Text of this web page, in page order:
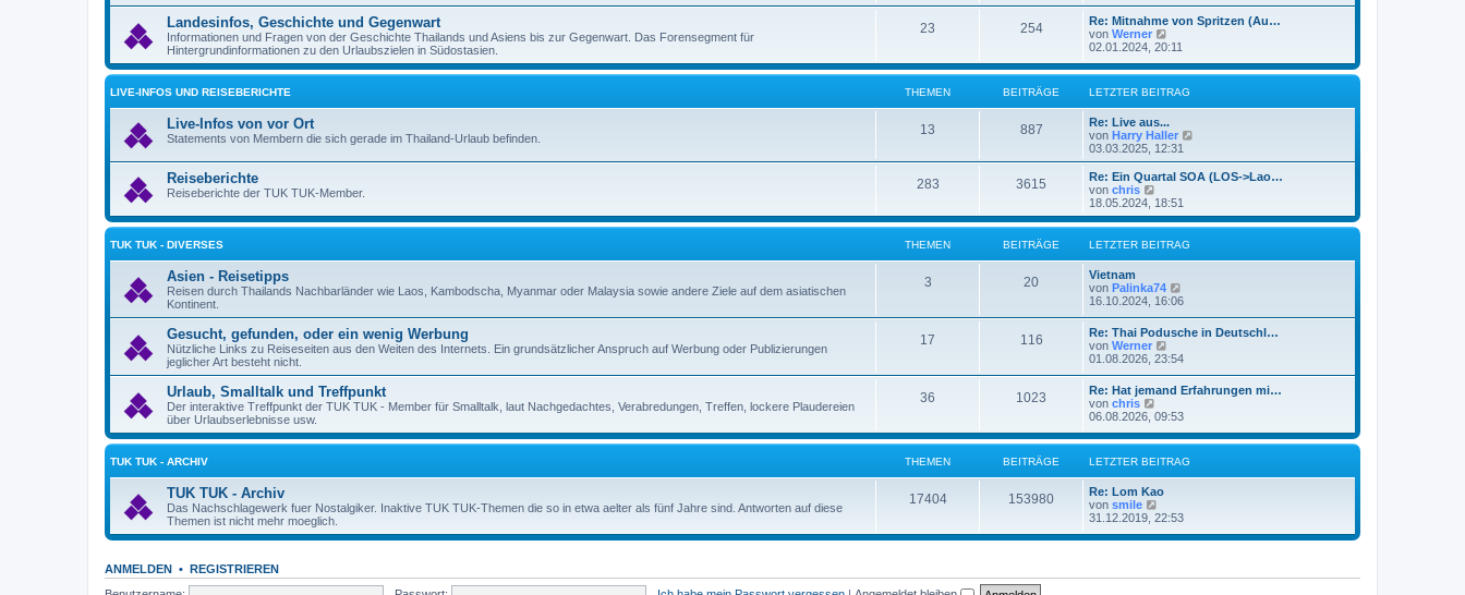
r
B
t
r
s
t
e
r
B
e
i
t
r
a
Landesinfos, Geschichte und Gegenwart
Informationen und Fragen von der Geschichte Thailands und Asiens bis zur Gegenwart. Das Forensegment für
Hintergrundinformationen zu den Urlaubszielen in Südostasien.
23 254
Re: Mitnahme von Spritzen (Au…
von Werner
e
e
t
e
r
B
e
i
t
a
g
02.01.2024, 20:11
LIVE-INFOS UND REISEBERICHTE THEMEN BEITRÄGE LETZTER BEITRAG
Live-Infos von vor Ort
Statements von Membern die sich gerade im Thailand-Urlaub befinden.
13 887
Re: Live aus...
von Harry Haller
u
e
r
i
g
03.03.2025, 12:31
Reiseberichte
Reiseberichte der TUK TUK-Member.
283 3615
Re: Ein Quartal SOA (LOS->Lao…
von chris
e
u
e
s
B
e
i
t
r
a
18.05.2024, 18:51
TUK TUK - DIVERSES THEMEN BEITRÄGE LETZTER BEITRAG
Asien - Reisetipps
Reisen durch Thailands Nachbarländer wie Laos, Kambodscha, Myanmar oder Malaysia sowie andere Ziele auf dem asiatischen
Kontinent.
3 20
Vietnam
von Palinka74
e
e
s
t
e
r
B
i
t
r
a
g
16.10.2024, 16:06
Gesucht, gefunden, oder ein wenig Werbung
Nützliche Links zu Reiseseiten aus den Weiten des Internets. Ein grundsätzlicher Anspruch auf Werbung oder Publizierungen
jeglicher Art besteht nicht.
17 116
Re: Thai Podusche in Deutschl…
von Werner
e
e
s
e
r
B
e
i
a
01.08.2026, 23:54
Urlaub, Smalltalk und Treffpunkt
Der interaktive Treffpunkt der TUK TUK - Member für Smalltalk, laut Nachgedachtes, Verabredungen, Treffen, lockere Plaudereien
über Urlaubserlebnisse usw.
36 1023
Re: Hat jemand Erfahrungen mi…
von chris
e
e
t
e
r
B
e
i
06.08.2026, 09:53
TUK TUK - ARCHIV THEMEN BEITRÄGE LETZTER BEITRAG
TUK TUK - Archiv
Das Nachschlagewerk fuer Nostalgiker. Inaktive TUK TUK-Themen die so in etwa aelter als fünf Jahre sind. Antworten auf diese
Themen ist nicht mehr moeglich.
17404 153980
Re: Lom Kao
von smile
e
e
e
31.12.2019, 22:53
ANMELDEN • REGISTRIEREN